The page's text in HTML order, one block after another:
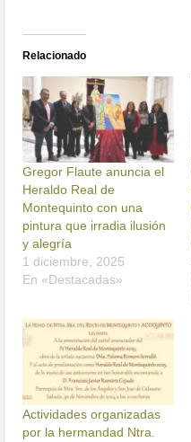
Relacionado
Gregor Flaute anuncia el
Heraldo Real de
Montequinto con una
pintura que irradia ilusión
y alegría
1 diciembre, 2025
En «Destacadas»
Actividades organizadas
por la hermandad Ntra.